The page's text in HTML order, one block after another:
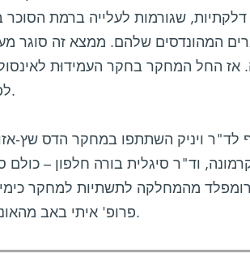
דלקתיות, שגורמות לעלייה ברמת
אז החל המחקר בחקר העמידוּת
לפתוח כיוון חדש לחקר המנגנונים המובילים למחלה זו.
לד"ר ויניק השתתפו במחקר הדס שץ-
וד"ר סיגלית בורה חלפון –
מהמחלקה לתשתיות למחקר
פרופ' איתי באב מהאוניברסיטה העברית בירושלים, שהלך באחרונה לעולמו.